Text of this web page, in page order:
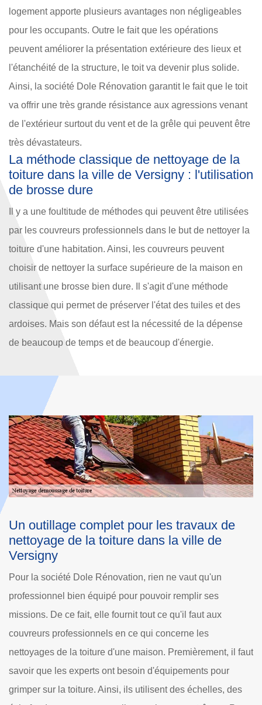
logement apporte plusieurs avantages non négligeables
pour les occupants. Outre le fait que les opérations
peuvent améliorer la présentation extérieure des lieux et
l'étanchéité de la structure, le toit va devenir plus solide.
Ainsi, la société Dole Rénovation garantit le fait que le toit
va offrir une très grande résistance aux agressions venant
de l'extérieur surtout du vent et de la grêle qui peuvent être
très dévastateurs.
La méthode classique de nettoyage de la
toiture dans la ville de Versigny : l'utilisation
de brosse dure
Il y a une foultitude de méthodes qui peuvent être utilisées
par les couvreurs professionnels dans le but de nettoyer la
toiture d'une habitation. Ainsi, les couvreurs peuvent
choisir de nettoyer la surface supérieure de la maison en
utilisant une brosse bien dure. Il s'agit d'une méthode
classique qui permet de préserver l'état des tuiles et des
ardoises. Mais son défaut est la nécessité de la dépense
de beaucoup de temps et de beaucoup d'énergie.
Les techniques des couvreurs pour
nettoyer la toiture dans la ville de Versigny
Les couvreurs ont le large choix en ce qui concerne les
méthodes et les techniques de nettoyage de la toiture.
Premièrement, il y a l'utilisation des nettoyeurs à haute
pression qui est réputée être très efficace. En plus de cela,
les professionnels ne dépenseront pas beaucoup de
temps. Ensuite, il y a l'usage d'une brosse qui va préserver
l'état des tuiles et des ardoises. Cette opération peut
prendre un peu plus de temps aux couvreurs